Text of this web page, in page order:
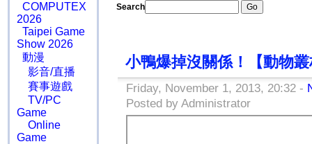
COMPUTEX
2026
Taipei Game
Show 2026
動漫
影音/直播
賽事遊戲
TV/PC
Game
Online
Game
Search
小鴨爆掉沒關係！【動物
Friday, November 1, 2013, 20:32 -
Posted by Administrator